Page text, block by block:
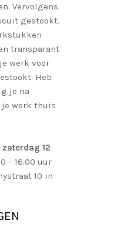
Vervolgens
gestookt.
transparant
werk voor
Heb
je na
je werk thuis
zaterdag 12
– 16.00 uur
10 in